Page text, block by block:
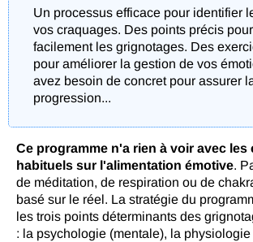
Un processus efficace pour identifier
vos craquages. Des points précis
facilement les grignotages. Des
pour améliorer la gestion de vos
avez besoin de concret pour assurer
progression...
Ce programme n'a rien à voir avec les
habituels sur l'alimentation émotive.
de méditation, de respiration ou de
basé sur le réel. La stratégie du
les trois points déterminants des
: la psychologie (mentale), la